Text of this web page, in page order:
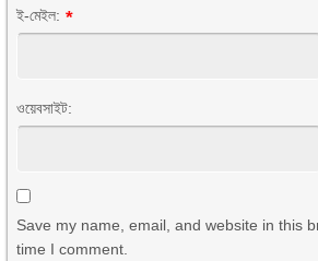
ই-মেইল: *
ওয়েবসাইট:
Save my name, email, and website in this
time I comment.